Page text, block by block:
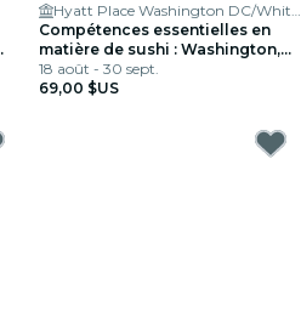
Hyatt Place Washington DC/White House
Compétences essentielles en
matière de sushi : Washington,
DC
18 août - 30 sept.
69,00 $US